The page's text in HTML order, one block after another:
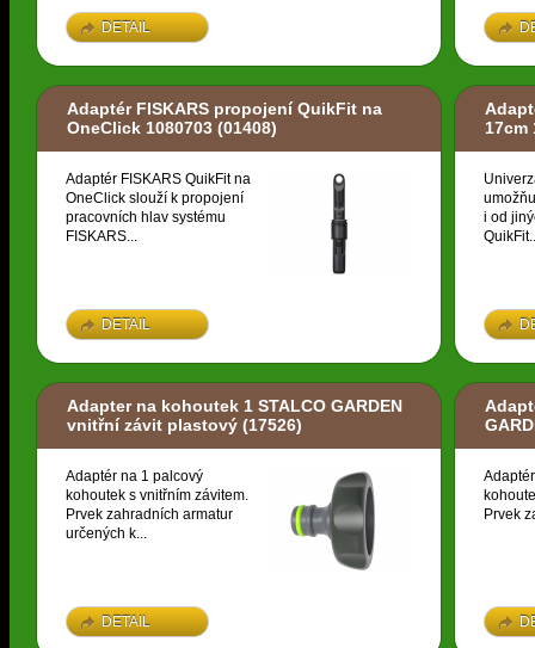
DETAIL
Adaptér FISKARS propojení QuikFit na
OneClick 1080703 (01408)
Adaptér FISKARS QuikFit na
OneClick slouží k propojení
pracovních hlav systému
FISKARS...
DETAIL
17cm
i od
Adapter na kohoutek 1 STALCO GARDEN
vnitřní závit plastový (17526)
Adaptér na 1 palcový
kohoutek s vnitřním závitem.
Prvek zahradních armatur
určených k...
DETAIL
Prvek